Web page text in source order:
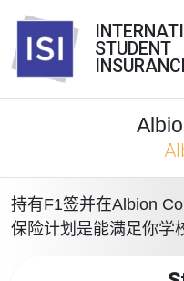
STUDENT
持有F1签并在Albion
保险计划是能满足你学